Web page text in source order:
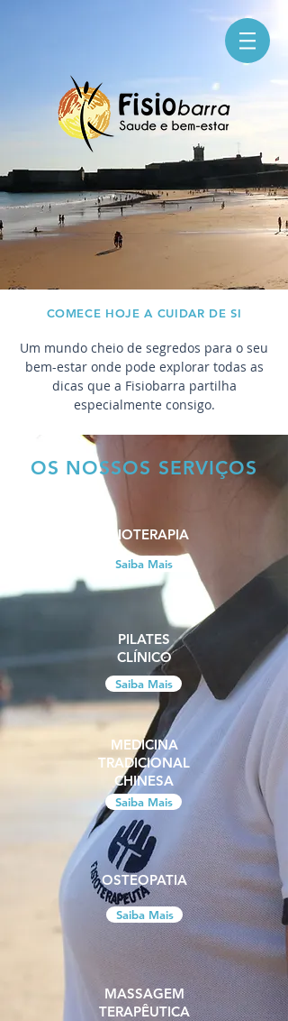
COMECE HOJE A CUIDAR DE SI
Um mundo cheio de segredos para o seu
bem-estar onde pode explorar todas as
dicas que a Fisiobarra partilha
especialmente consigo.
OS NOSSOS SERVIÇOS
FISIOTERAPIA
Saiba Mais
PILATES
CLÍNICO
Saiba Mais
OSTEOPATIA
Saiba Mais
MEDICINA
TRADICIONAL
CHINESA
Saiba Mais
MASSAGEM
TERAPÊUTICA